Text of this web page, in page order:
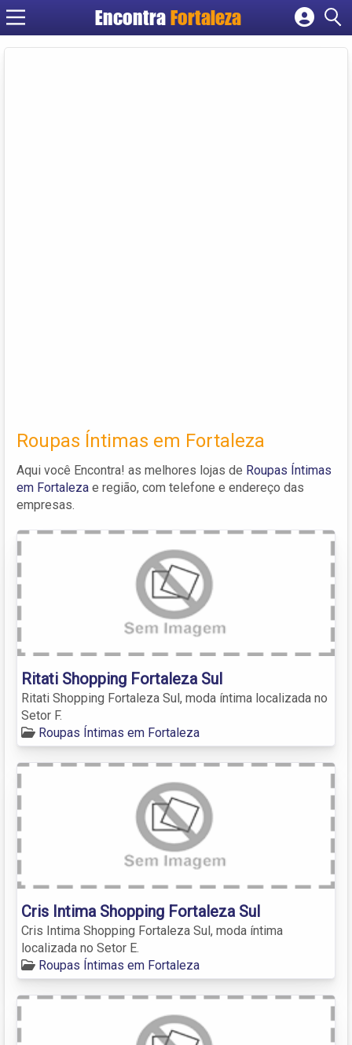
EncontraFortaleza
Cadastrar empresa
Roupas Íntimas em Fortaleza
Aqui você Encontra! as melhores lojas de Roupas Íntimas
em Fortaleza e região, com telefone e endereço das
empresas.
Ritati Shopping Fortaleza Sul
Ritati Shopping Fortaleza Sul, moda íntima localizada no
Setor F.
Roupas Íntimas em Fortaleza
Cris Intima Shopping Fortaleza Sul
Cris Intima Shopping Fortaleza Sul, moda íntima
localizada no Setor E.
Roupas Íntimas em Fortaleza